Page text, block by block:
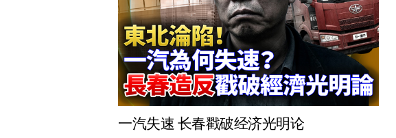
一汽失速 长春戳破经济光明论